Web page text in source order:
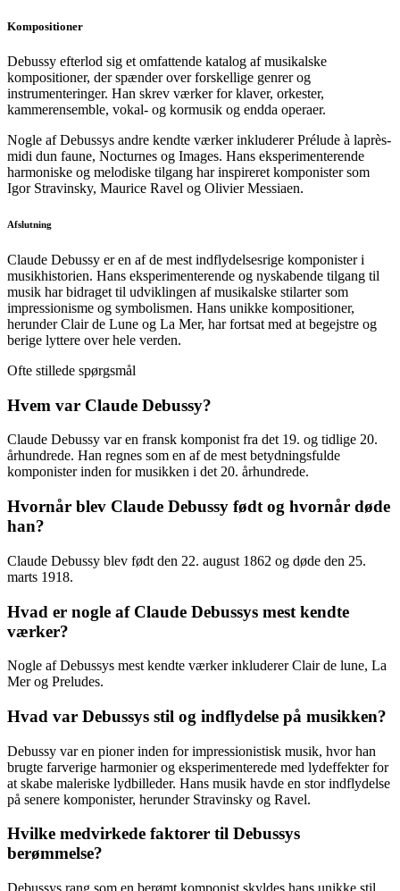
Kompositioner
Debussy efterlod sig et omfattende katalog af musikalske
kompositioner, der spænder over forskellige genrer og
instrumenteringer. Han skrev værker for klaver, orkester,
kammerensemble, vokal- og kormusik og endda operaer.
Nogle af Debussys andre kendte værker inkluderer Prélude à laprès-
midi dun faune, Nocturnes og Images. Hans eksperimenterende
harmoniske og melodiske tilgang har inspireret komponister som
Igor Stravinsky, Maurice Ravel og Olivier Messiaen.
Afslutning
Claude Debussy er en af ​​de mest indflydelsesrige komponister i
musikhistorien. Hans eksperimenterende og nyskabende tilgang til
musik har bidraget til udviklingen af ​​musikalske stilarter som
impressionisme og symbolismen. Hans unikke kompositioner,
herunder Clair de Lune og La Mer, har fortsat med at begejstre og
berige lyttere over hele verden.
Ofte stillede spørgsmål
Hvem var Claude Debussy?
Claude Debussy var en fransk komponist fra det 19. og tidlige 20.
århundrede. Han regnes som en af de mest betydningsfulde
komponister inden for musikken i det 20. århundrede.
Hvornår blev Claude Debussy født og hvornår døde
han?
Claude Debussy blev født den 22. august 1862 og døde den 25.
marts 1918.
Hvad er nogle af Claude Debussys mest kendte
værker?
Nogle af Debussys mest kendte værker inkluderer Clair de lune, La
Mer og Preludes.
Hvad var Debussys stil og indflydelse på musikken?
Debussy var en pioner inden for impressionistisk musik, hvor han
brugte farverige harmonier og eksperimenterede med lydeffekter for
at skabe maleriske lydbilleder. Hans musik havde en stor indflydelse
på senere komponister, herunder Stravinsky og Ravel.
Hvilke medvirkede faktorer til Debussys
berømmelse?